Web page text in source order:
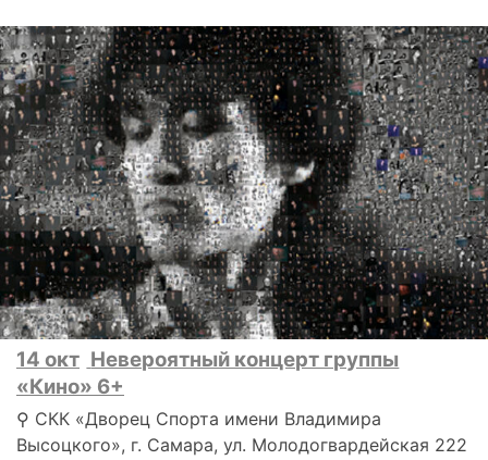
14 окт Невероятный концерт группы
«Кино» 6+
⚲ СКК «Дворец Спорта имени Владимира
Высоцкого», г. Самара, ул. Молодогвардейская 222